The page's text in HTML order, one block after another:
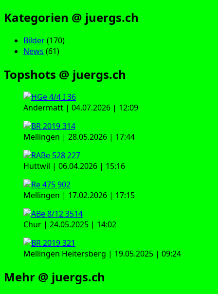
Kategorien @ juergs.ch
Bilder(170)
News (61)
Topshots @ juergs.ch
Andermatt | 04.07.2026 | 12:09
Mellingen | 28.05.2026 | 17:44
Huttwil | 06.04.2026 | 15:16
Mellingen | 17.02.2026 | 17:15
Chur | 24.05.2025 | 14:02
Mellingen Heitersberg | 19.05.2025 | 09:24
Mehr @ juergs.ch